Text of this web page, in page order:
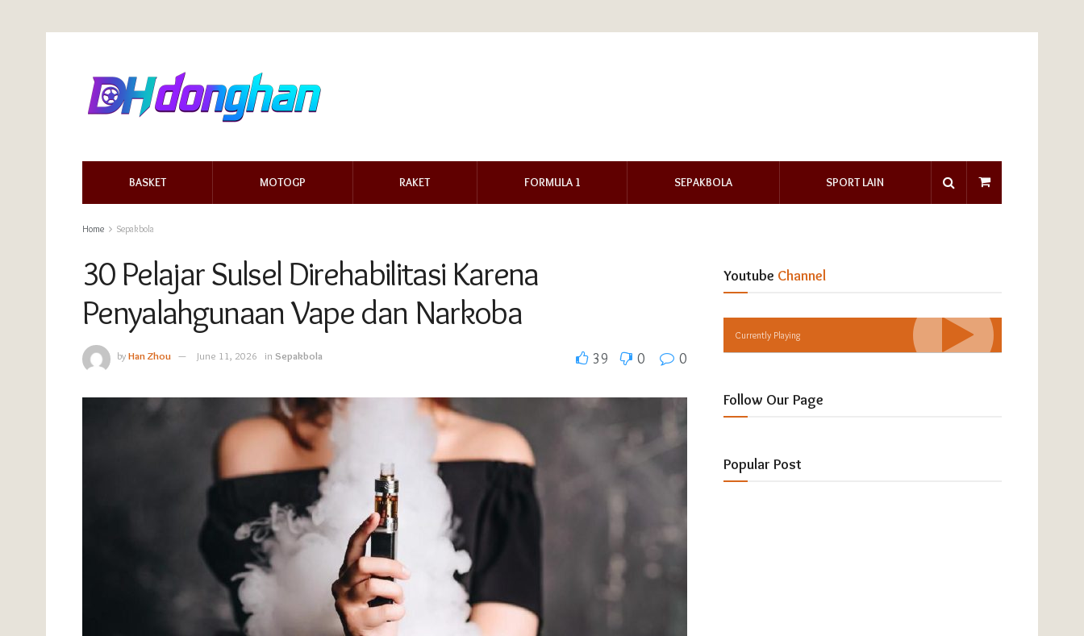
BASKET MOTOGP RAKET FORMULA 1 SEPAKBOLA SPORT LAIN
Home Sepakbola
30 Pelajar Sulsel Direhabilitasi Karena
Penyalahgunaan Vape dan Narkoba
byHan Zhou June 11, 2026 in Sepakbola 39 0 0
Youtube Channel
Currently Playing
Follow Our Page
Popular Post